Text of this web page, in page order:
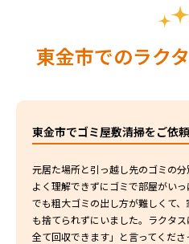
東金市でのラク
東金市でゴミ屋敷清掃をご依
元居た場所と引っ越し先のゴミの分
よく理解できずにゴミで部屋がい
でも粗大ゴミの出し方が難しくて
も捨てられずにいました。ラクタ
全て回収できます」と言ってくださ